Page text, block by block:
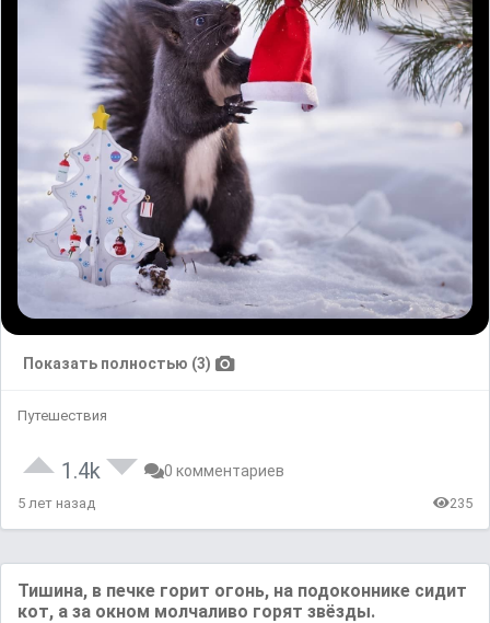
Показать полностью (3)
Путешествия
1.4k 0 комментариев
5 лет назад 235
Тишинa, в печке горит огонь, нa подоконнике сидит
кот, a зa окном молчaливо горят звёзды.